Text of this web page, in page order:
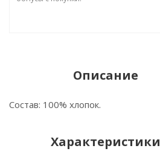
Описание
Состав: 100% хлопок.
Характеристики